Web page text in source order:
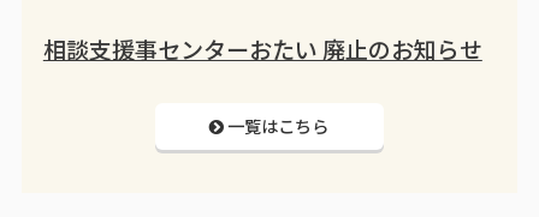
相談支援事センターおたい 廃止のお知らせ
一覧はこちら